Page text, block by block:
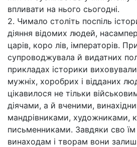
впливати на нього сьогодні.
2. Чимало століть поспіль
діяння відомих людей,
царів, коро лів, імператорів.
супроводжувала й видатних
прикладах історики виховували
мужніх, хоробрих і відданих
цікавилося не тільки
діячами, а й вченими,
мандрівниками, художниками,
письменниками. Завдяки сво їм
винаходам і творам вони залиш